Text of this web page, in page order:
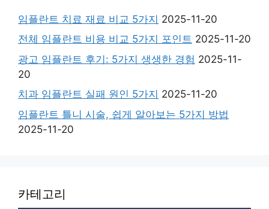
임플란트 치료 재료 비교 5가지 2025-11-20
전체 임플란트 비용 비교 5가지 포인트 2025-11-20
광고 임플란트 후기: 5가지 생생한 경험 2025-11-
20
치과 임플란트 실패 원인 5가지 2025-11-20
임플란트 틀니 시술, 쉽게 알아보는 5가지 방법
2025-11-20
카테고리